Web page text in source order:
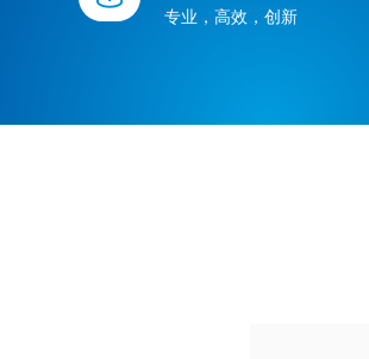
专业，高效，创新